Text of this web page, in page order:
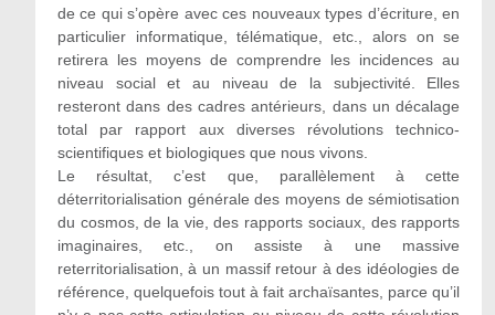
de ce qui s’opère avec ces nouveaux types d’écriture, en
particulier informatique, télématique, etc., alors on se
retirera les moyens de comprendre les incidences au
niveau social et au niveau de la subjectivité. Elles
resteront dans des cadres antérieurs, dans un décalage
total par rapport aux diverses révolutions technico-
scientifiques et biologiques que nous vivons.
Le résultat, c’est que, parallèlement à cette
déterritorialisation générale des moyens de sémiotisation
du cosmos, de la vie, des rapports sociaux, des rapports
imaginaires, etc., on assiste à une massive
reterritorialisation, à un massif retour à des idéologies de
référence, quelquefois tout à fait archaïsantes, parce qu’il